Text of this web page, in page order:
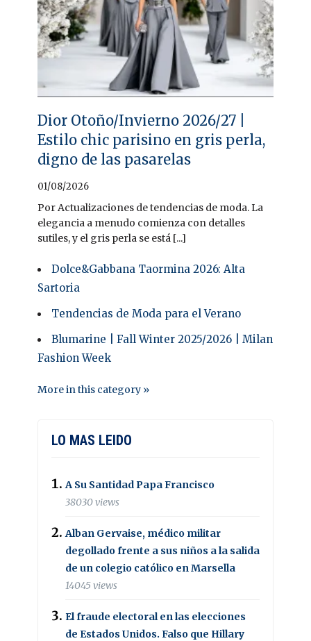
Dior Otoño/Invierno 2026/27 |
Estilo chic parisino en gris perla,
digno de las pasarelas
01/08/2026
Por Actualizaciones de tendencias de moda. La
elegancia a menudo comienza con detalles
sutiles, y el gris perla se está [...]
Dolce&Gabbana Taormina 2026: Alta
Sartoria
Tendencias de Moda para el Verano
Blumarine | Fall Winter 2025/2026 | Milan
Fashion Week
More in this category »
LO MAS LEIDO
A Su Santidad Papa Francisco
38030 views
Alban Gervaise, médico militar
degollado frente a sus niños a la salida
de un colegio católico en Marsella
14045 views
El fraude electoral en las elecciones
de Estados Unidos. Falso que Hillary